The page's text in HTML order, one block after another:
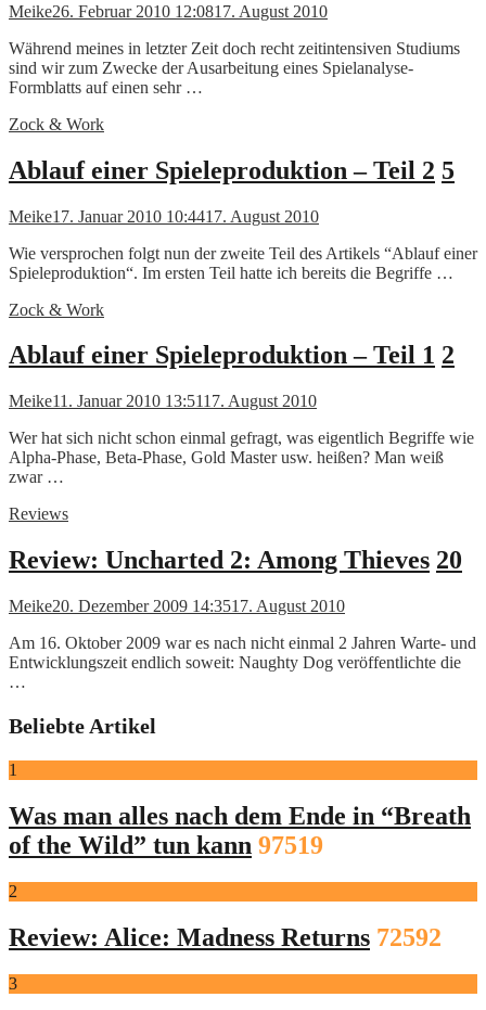
Meike26. Februar 2010 12:0817. August 2010
Während meines in letzter Zeit doch recht zeitintensiven Studiums
sind wir zum Zwecke der Ausarbeitung eines Spielanalyse-
Formblatts auf einen sehr …
Zock & Work
Ablauf einer Spieleproduktion – Teil 2 5
Meike17. Januar 2010 10:4417. August 2010
Wie versprochen folgt nun der zweite Teil des Artikels “Ablauf einer
Spieleproduktion“. Im ersten Teil hatte ich bereits die Begriffe …
Zock & Work
Ablauf einer Spieleproduktion – Teil 1 2
Meike11. Januar 2010 13:5117. August 2010
Wer hat sich nicht schon einmal gefragt, was eigentlich Begriffe wie
Alpha-Phase, Beta-Phase, Gold Master usw. heißen? Man weiß
zwar …
Reviews
Review: Uncharted 2: Among Thieves 20
Meike20. Dezember 2009 14:3517. August 2010
Am 16. Oktober 2009 war es nach nicht einmal 2 Jahren Warte- und
Entwicklungszeit endlich soweit: Naughty Dog veröffentlichte die
…
Beliebte Artikel
1
Was man alles nach dem Ende in “Breath
of the Wild” tun kann 97519
2
Review: Alice: Madness Returns 72592
3